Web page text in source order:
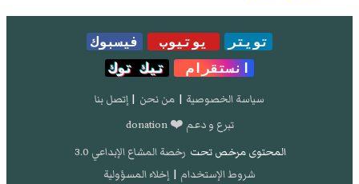
تويتر يوتيوب
فيسبوك
انستقرام
تيك توك
سياسة الخصوصية | من نحن | إتصل بنا
تبرع و دعم ❤️ donation
المحتوى مرخص تحت رخصة المشاع الإبداعي 3.0
شروط الإستخدام | إخلاء المسؤولية